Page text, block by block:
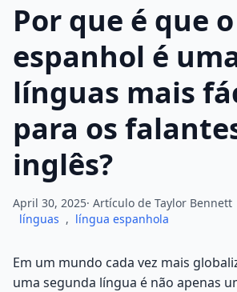
Por que é que o
espanhol é
línguas mais
para os
inglês?
April 30, 2025· Artículo de Taylor Bennett
línguas , língua espanhola
Em um mundo cada vez mais
uma segunda língua é não apenas